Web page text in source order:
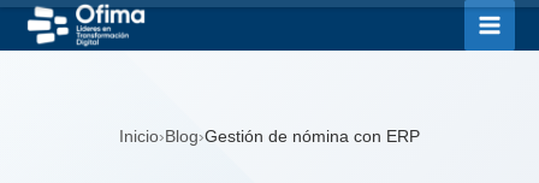
Ir
Inicio›Blog›Gestión de nómina con ERP